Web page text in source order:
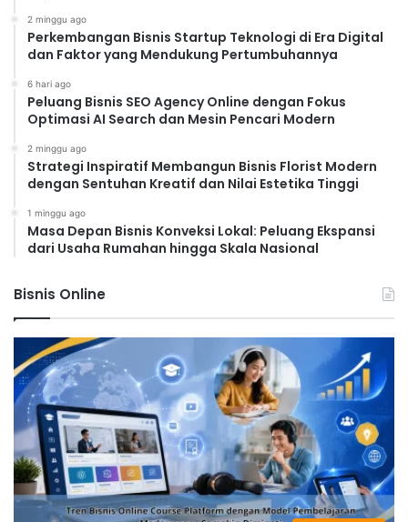
2 minggu ago
Perkembangan Bisnis Startup Teknologi di Era Digital
dan Faktor yang Mendukung Pertumbuhannya
6 hari ago
Peluang Bisnis SEO Agency Online dengan Fokus
Optimasi AI Search dan Mesin Pencari Modern
2 minggu ago
Strategi Inspiratif Membangun Bisnis Florist Modern
dengan Sentuhan Kreatif dan Nilai Estetika Tinggi
1 minggu ago
Masa Depan Bisnis Konveksi Lokal: Peluang Ekspansi
dari Usaha Rumahan hingga Skala Nasional
Bisnis Online